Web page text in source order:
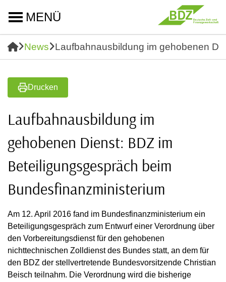
MENÜ
News Laufbahnausbildung im gehobenen
Drucken
Laufbahnausbildung im
gehobenen Dienst: BDZ im
Beteiligungsgespräch beim
Bundesfinanzministerium
Am 12. April 2016 fand im Bundesfinanzministerium ein
Beteiligungsgespräch zum Entwurf einer Verordnung über
den Vorbereitungsdienst für den gehobenen
nichttechnischen Zolldienst des Bundes statt, an dem für
den BDZ der stellvertretende Bundesvorsitzende Christian
Beisch teilnahm. Die Verordnung wird die bisherige